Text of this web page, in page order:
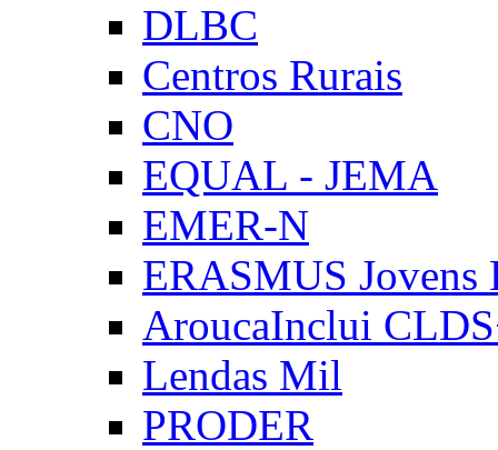
DLBC
Centros Rurais
CNO
EQUAL - JEMA
EMER-N
ERASMUS Jovens
AroucaInclui
Lendas Mil
PRODER